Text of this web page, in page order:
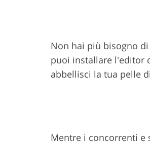
Non hai più bisogno
puoi installare l'editor
abbellisci la tua pelle
Mentre i concorrenti